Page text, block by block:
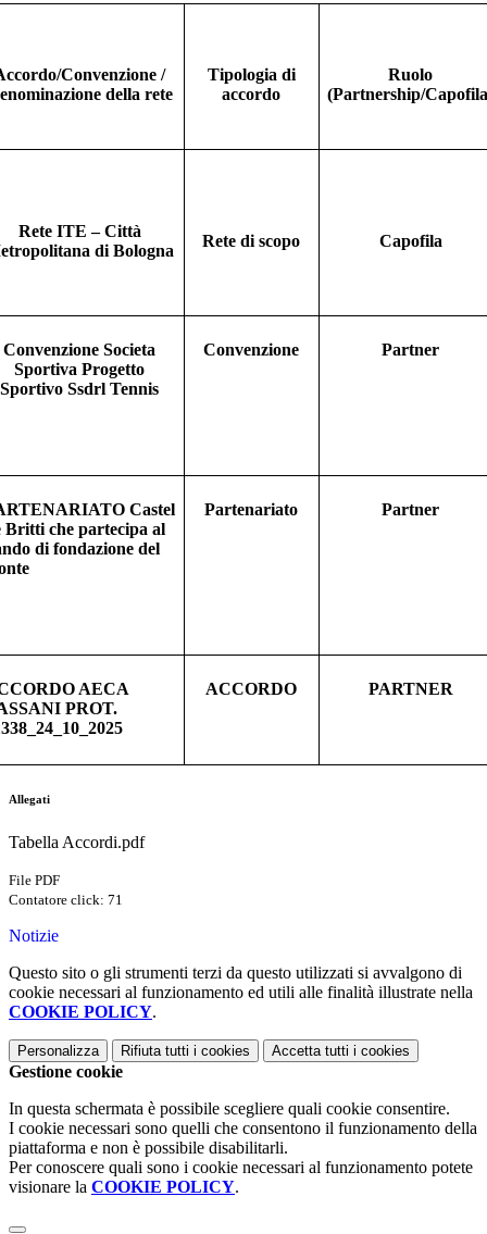
Convenzione /
della rete
Tipologia di
accordo
Ruolo
(Partnership/
Rete ITE – Città
di Bologna
Rete di scopo Capofila
Convenzione Societa
Sportiva Progetto
Sportivo Ssdrl Tennis
Convenzione Partner
Castel
Britti che partecipa al
di fondazione del
Partenariato Partner
AECA
PROT.
ACCORDO PARTNER
Allegati
Tabella Accordi.pdf
File PDF
Contatore click: 71
Notizie
Questo sito o gli strumenti terzi da questo utilizzati si avvalgono di
cookie necessari al funzionamento ed utili alle finalità illustrate nella
COOKIE POLICY.
Personalizza Rifiuta tutti i cookies Accetta tutti i cookies
Gestione cookie
In questa schermata è possibile scegliere quali cookie consentire.
I cookie necessari sono quelli che consentono il funzionamento della
piattaforma e non è possibile disabilitarli.
Per conoscere quali sono i cookie necessari al funzionamento potete
visionare la COOKIE POLICY.